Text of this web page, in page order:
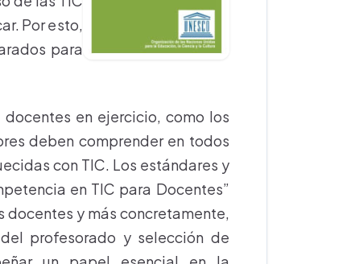
Por esto,
para
en ejercicio, como los
deben comprender en todos
con TIC. Los estándares y
en TIC para Docentes”
docentes y más concretamente,
profesorado y selección de